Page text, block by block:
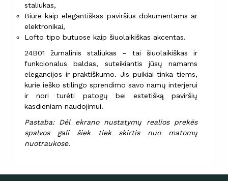
staliukas,
Biure kaip elegantiškas paviršius dokumentams ar
elektronikai,
Lofto tipo butuose kaip šiuolaikiškas akcentas.
24B01 žurnalinis staliukas – tai šiuolaikiškas ir
funkcionalus baldas, suteikiantis jūsų namams
elegancijos ir praktiškumo. Jis puikiai tinka tiems,
kurie ieško stilingo sprendimo savo namų interjerui
ir nori turėti patogų bei estetišką paviršių
kasdieniam naudojimui.
Pastaba: Dėl ekrano nustatymų realios prekės
spalvos gali šiek tiek skirtis nuo matomų
nuotraukose.